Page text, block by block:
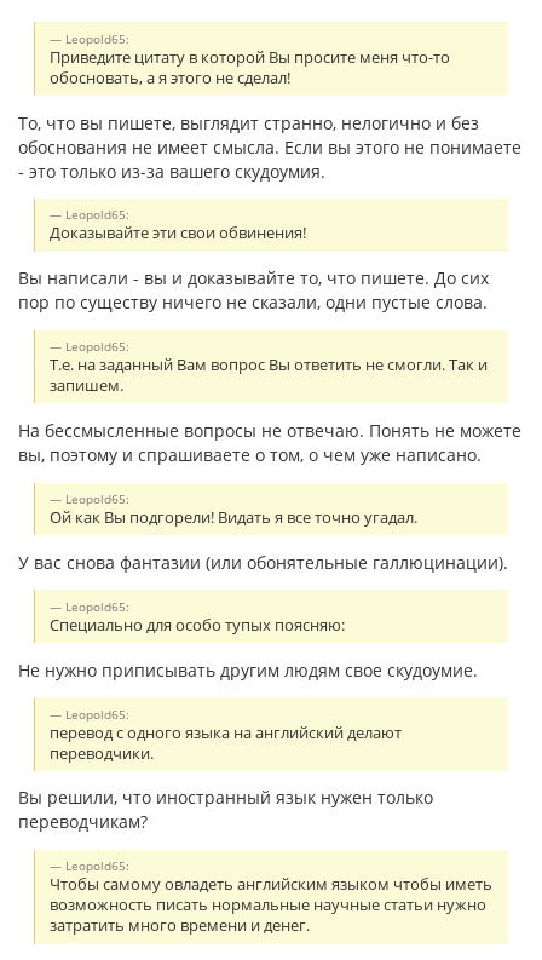
Leopold65:
Приведите цитату в которой Вы просите меня что-то
обосновать, а я этого не сделал!
То, что вы пишете, выглядит странно, нелогично и без
обоснования не имеет смысла. Если вы этого не понимаете
- это только из-за вашего скудоумия.
Leopold65:
Доказывайте эти свои обвинения!
Вы написали - вы и доказывайте то, что пишете. До сих
пор по существу ничего не сказали, одни пустые слова.
Leopold65:
Т.е. на заданный Вам вопрос Вы ответить не смогли. Так и
запишем.
На бессмысленные вопросы не отвечаю. Понять не можете
вы, поэтому и спрашиваете о том, о чем уже написано.
Leopold65:
Ой как Вы подгорели! Видать я все точно угадал.
У вас снова фантазии (или обонятельные галлюцинации).
Leopold65:
Специально для особо тупых поясняю:
Не нужно приписывать другим людям свое скудоумие.
Leopold65:
перевод с одного языка на английский делают
переводчики.
Вы решили, что иностранный язык нужен только
переводчикам?
Leopold65:
Чтобы самому овладеть английским языком чтобы иметь
возможность писать нормальные научные статьи нужно
затратить много времени и денег.